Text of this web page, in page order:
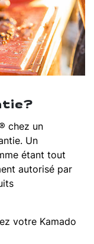
chez un
Un
étant tout
autorisé par
votre Kamado